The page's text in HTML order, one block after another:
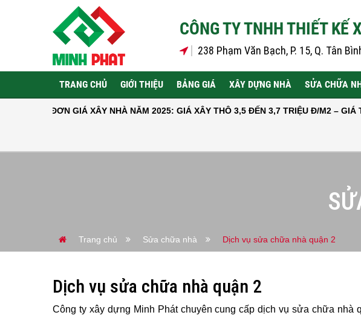
CÔNG TY TNHH THIẾT KẾ
238 Phạm Văn Bạch, P. 15, Q. Tân
TRANG CHỦ GIỚI THIỆU BẢNG GIÁ XÂY DỰNG NHÀ SỬA CHỮA
ĐƠN GIÁ XÂY NHÀ NĂM 2025: GIÁ XÂY THÔ 3,5 ĐẾN 3,7 TRIỆU Đ/M2 – GIÁ TRỌN GÓI
Trang chủ Sửa chữa nhà Dịch vụ sửa chữa nhà quận 2
Dịch vụ sửa chữa nhà quận 2
Công ty xây dựng Minh Phát chuyên cung cấp dịch vụ sửa chữa nhà